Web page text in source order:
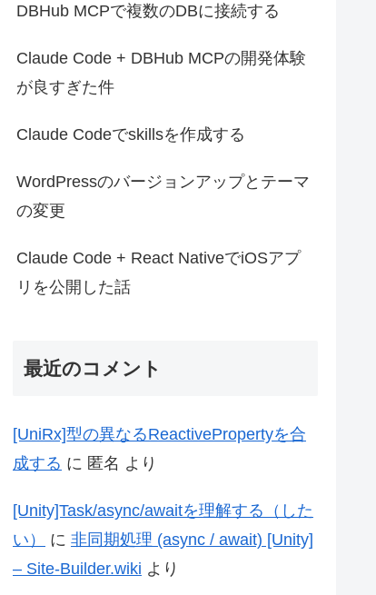
DBHub MCPで複数のDBに接続する
Claude Code + DBHub MCPの開発体験
が良すぎた件
Claude Codeでskillsを作成する
WordPressのバージョンアップとテーマ
の変更
Claude Code + React NativeでiOSアプ
リを公開した話
最近のコメント
[UniRx]型の異なるReactivePropertyを合
成する に 匿名 より
[Unity]Task/async/awaitを理解する（した
い）
に 非同期処理 (async / await) [Unity]
– Site-Builder.wiki より